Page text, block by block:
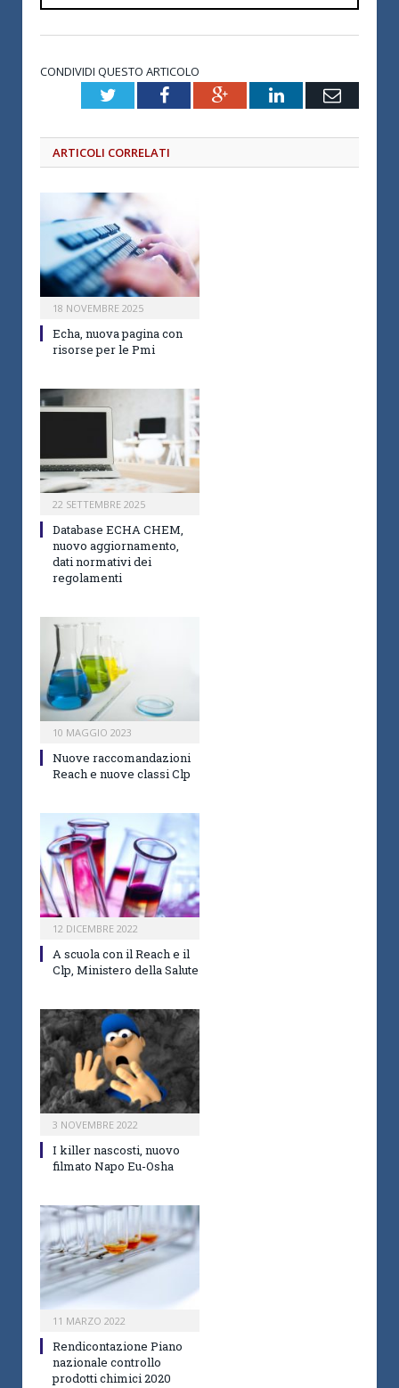
CONDIVIDI QUESTO ARTICOLO
TwitterFacebookGoogle+LinkedInEmail
ARTICOLI CORRELATI
18 NOVEMBRE 2025
Echa, nuova pagina con
risorse per le Pmi
22 SETTEMBRE 2025
Database ECHA CHEM,
nuovo aggiornamento,
dati normativi dei
regolamenti
10 MAGGIO 2023
Nuove raccomandazioni
Reach e nuove classi Clp
12 DICEMBRE 2022
A scuola con il Reach e il
Clp, Ministero della Salute
3 NOVEMBRE 2022
I killer nascosti, nuovo
filmato Napo Eu-Osha
11 MARZO 2022
Rendicontazione Piano
nazionale controllo
prodotti chimici 2020